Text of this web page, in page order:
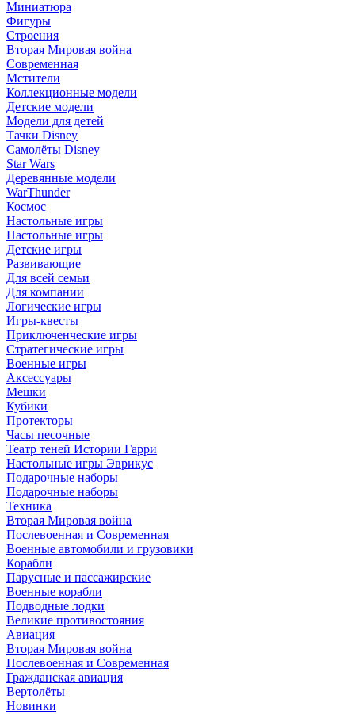
Миниатюра
Фигуры
Строения
Вторая Мировая война
Современная
Мстители
Коллекционные модели
Детские модели
Модели для детей
Тачки Disney
Самолёты Disney
Star Wars
Деревянные модели
WarThunder
Космос
Настольные игры
Настольные игры
Детские игры
Развивающие
Для всей семьи
Для компании
Логические игры
Игры-квесты
Приключенческие игры
Стратегические игры
Военные игры
Аксессуары
Мешки
Кубики
Протекторы
Часы песочные
Театр теней Истории Гарри
Настольные игры Эврикус
Подарочные наборы
Подарочные наборы
Техника
Вторая Мировая война
Послевоенная и Современная
Военные автомобили и грузовики
Корабли
Парусные и пассажирские
Военные корабли
Подводные лодки
Великие противостояния
Авиация
Вторая Мировая война
Послевоенная и Современная
Гражданская авиация
Вертолёты
Новинки